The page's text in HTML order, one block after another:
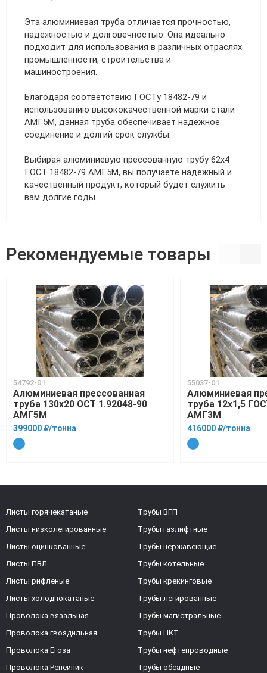
Эта алюминиевая труба отличается прочностью,
надежностью и долговечностью. Она идеально
подходит для использования в различных отраслях
промышленности, строительства и
машиностроения.
Благодаря соответствию ГОСТу 18482-79 и
использованию высококачественной марки стали
АМГ5М, данная труба обеспечивает надежное
соединение и долгий срок службы.
Выбирая алюминиевую прессованную трубу 62х4
ГОСТ 18482-79 АМГ5М, вы получаете надежный и
качественный продукт, который будет служить
вам долгие годы.
Рекомендуемые товары
54792-01
Алюминиевая прессованная
труба 130х20 ОСТ 1.92048-90
АМГ5М
399000 ₽/тонна
55037-01
Алюминиевая
труба 12х1,5
АМГ3М
416000 ₽/тонна
Листы горячекатаные
Листы низколегированные
Листы оцинкованные
Листы ПВЛ
Листы рифленые
Листы холоднокатаные
Проволока вязальная
Проволока гвоздильная
Проволока Егоза
Проволока Репейник
Трубы ВГП
Трубы газлифтные
Трубы нержавеющие
Трубы котельные
Трубы крекинговые
Трубы легированные
Трубы магистральные
Трубы НКТ
Трубы нефтепроводные
Трубы обсадные